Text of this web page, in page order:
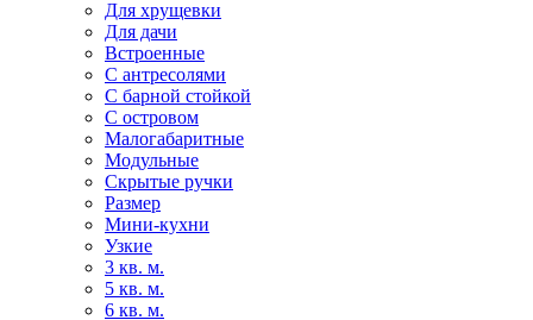
Для хрущевки
Для дачи
Встроенные
С антресолями
С барной стойкой
С островом
Малогабаритные
Модульные
Скрытые ручки
Размер
Мини-кухни
Узкие
3 кв. м.
5 кв. м.
6 кв. м.